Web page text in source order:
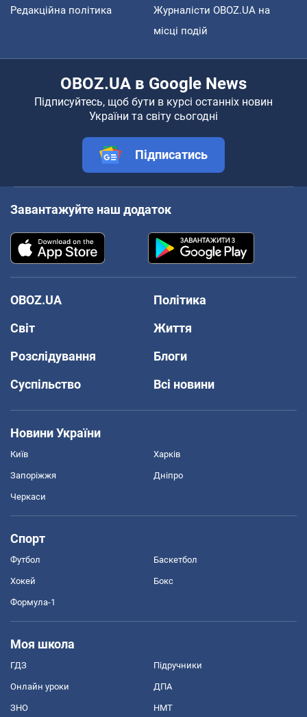
Редакційна політика
Журналісти OBOZ.UA на
місці подій
OBOZ.UA в Google News
Підписуйтесь, щоб бути в курсі останніх новин
України та світу сьогодні
Підписатись
Завантажуйте наш додаток
OBOZ.UA
Політика
Світ
Життя
Розслідування
Блоги
Суспільство
Всі новини
Новини України
Київ Харків
Запоріжжя Дніпро
Черкаси
Спорт
Футбол Баскетбол
Хокей Бокс
Формула-1
Моя школа
ГДЗ Підручники
Онлайн уроки ДПА
ЗНО НМТ